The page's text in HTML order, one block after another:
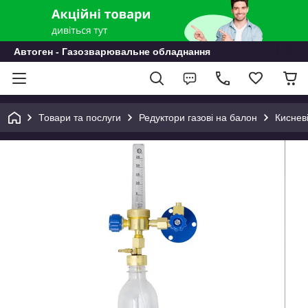
Автоген - Газозварювальне обладнання
Товари та послуги Редуктори газові на балон